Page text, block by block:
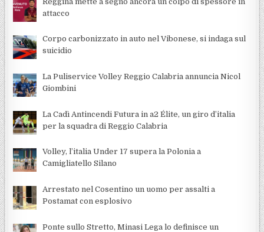
attacco
Corpo carbonizzato in auto nel Vibonese, si indaga sul
suicidio
La Puliservice Volley Reggio Calabria annuncia Nicol
Giombini
La Cadì Antincendi Futura in a2 Élite, un giro d’italia
per la squadra di Reggio Calabria
Volley, l’italia Under 17 supera la Polonia a
Camigliatello Silano
Arrestato nel Cosentino un uomo per assalti a
Postamat con esplosivo
Ponte sullo Stretto, Minasi Lega lo definisce un